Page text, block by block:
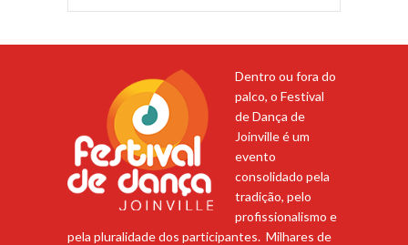
Dentro ou fora do
palco, o Festival
de Dança de
Joinville é um
evento
consolidado pela
tradição, pelo
profissionalismo e
pela pluralidade dos participantes. Milhares de